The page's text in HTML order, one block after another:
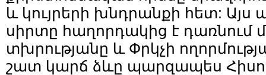
և կույրերի խնդրանքի հետ: Այս
սիրտը հաղորդակից է դառնում
տխրությանը և Փրկչի
շատ կարճ ձևը պարզապես